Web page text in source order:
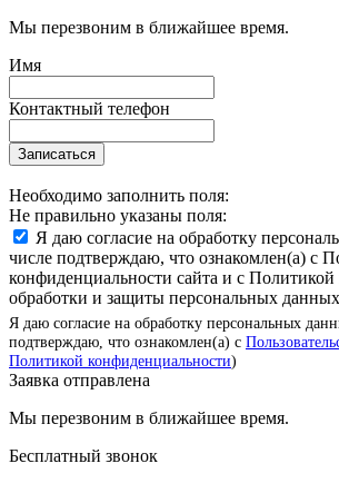
Мы перезвоним в ближайшее время.
Имя
Контактный телефон
Записаться
Необходимо заполнить поля:
Не правильно указаны поля:
Я даю согласие на обработку
числе подтверждаю, что ознакомлен(а) с
конфиденциальности сайта и с
обработки и защиты персональных
Я даю согласие на обработку персональных
подтверждаю, что ознакомлен(а) с
Политикой конфиденциальности)
Заявка отправлена
Мы перезвоним в ближайшее время.
Бесплатный звонок